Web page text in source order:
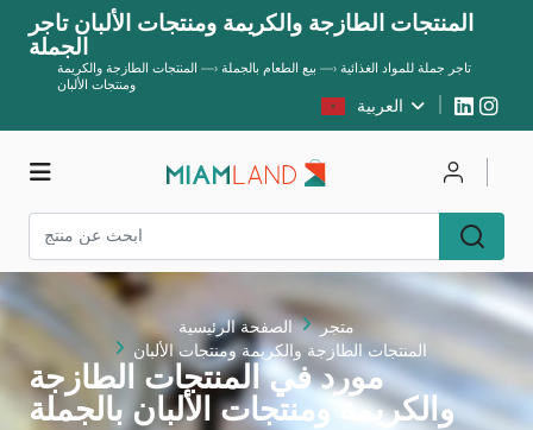
المنتجات الطازجة والكريمة ومنتجات الألبان تاجر
الجملة
تاجر جملة للمواد الغذائية —› بيع الطعام بالجملة —› المنتجات الطازجة والكريمة
ومنتجات الألبان
العربية
الصفحة الرئيسية
متجر
المنتجات الطازجة والكريمة ومنتجات الألبان
مورد في المنتجات الطازجة
والكريمة ومنتجات الألبان بالجملة
متجر يتصل يسجل